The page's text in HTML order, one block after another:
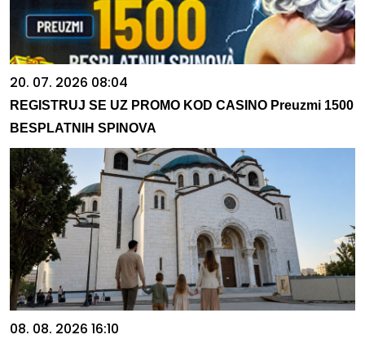
20. 07. 2026 08:04
REGISTRUJ SE UZ PROMO KOD CASINO Preuzmi 1500
BESPLATNIH SPINOVA
08. 08. 2026 16:10